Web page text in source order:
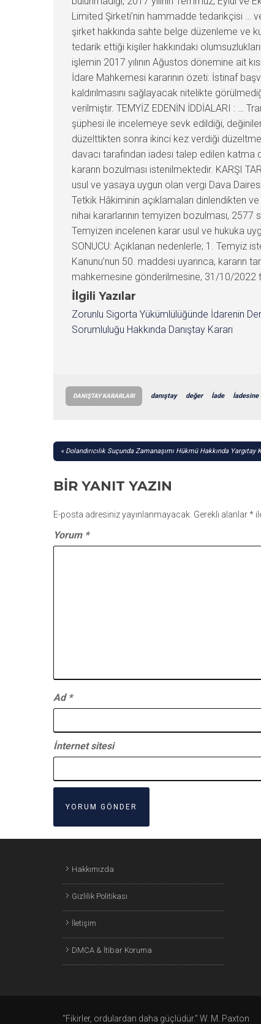
Limited Şirketi’nin hammadde tedarikçisi …
şirket hakkında sahte belge düzenleme ve
tedarik ettiği kişiler hakkındaki
işlemin 2017 yılının Ağustos dönemine ait
İdare Mahkemesi kararının özeti: İstinaf
kaldırılmasını sağlayacak nitelikte
verilmiştir. TEMYİZ EDENİN İDDİALARI : …
şüphesi ile incelemeye sevk edildiği,
düzelttikten sonra ikinci kez verdiği
davacı tarafından iadesi talep edilen katma
kararın bozulması istenilmektedir. KARŞI
usul ve yasaya uygun olan vergi Dava
Tetkik Hâkiminin açıklamaları dinlendikten
nihai kararlarının temyizen bozulması, 2577
Temyizen incelenen karar usul ve hukuka
SONUCU: Açıklanan nedenlerle; 1. Temyiz
Kanunu’nun 50. maddesi uyarınca, kararın
mahkemesine gönderilmesine, 31/10/2022
İlgili Yazılar
Zorunlu Sigorta Yükümlülüğünde İdarenin
Sorumluluğu Hakkında Danıştay Kararı
DANIŞTAY KARARLARI danıştay değer İade İadesine
YAZI
Dolandırıcılık Suçunda Zamanaşımı Hükmü Hakkında Yargıtay
BIR YANIT YAZIN
E-posta adresiniz yayınlanmayacak. Gerekli alanlar*
Yorum *
Ad *
İnternet sitesi
Hakkımızda
Gizlilik Politikası
İletişim
DMCA & İtibar Koruma
"Fikirler, ordulardan daha güçlüdür." W. M. Paxton